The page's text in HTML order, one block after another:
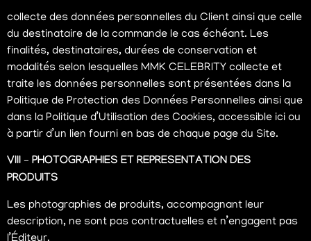
collecte des données personnelles du Client ainsi que celle
du destinataire de la commande le cas échéant. Les
finalités, destinataires, durées de conservation et
modalités selon lesquelles MMK CELEBRITY collecte et
traite les données personnelles sont présentées dans la
Politique de Protection des Données Personnelles ainsi que
dans la Politique d’Utilisation des Cookies, accessible ici ou
à partir d’un lien fourni en bas de chaque page du Site.
VIII – PHOTOGRAPHIES ET REPRESENTATION DES
PRODUITS
Les photographies de produits, accompagnant leur
description, ne sont pas contractuelles et n’engagent pas